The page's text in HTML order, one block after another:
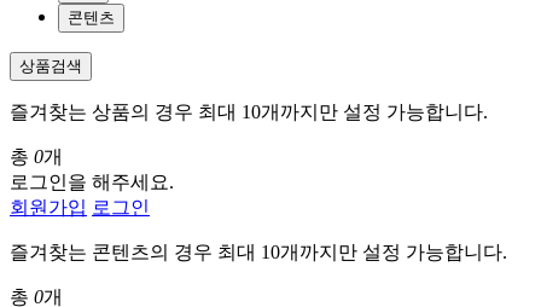
콘텐츠
상품검색
즐겨찾는 상품의 경우 최대 10개까지만 설정 가능합니다.
총 0개
로그인을 해주세요.
회원가입 로그인
즐겨찾는 콘텐츠의 경우 최대 10개까지만 설정 가능합니다.
총 0개